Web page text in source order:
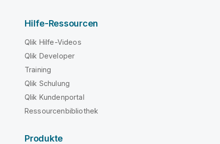
Hilfe-Ressourcen
Qlik Hilfe-Videos
Qlik Developer
Training
Qlik Schulung
Qlik Kundenportal
Ressourcenbibliothek
Produkte